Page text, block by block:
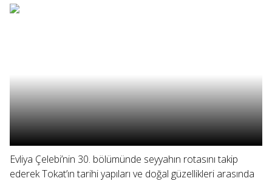
Evliya Çelebi’nin 30. bölümünde seyyahın rotasını takip
ederek Tokat’ın tarihi yapıları ve doğal güzellikleri arasında